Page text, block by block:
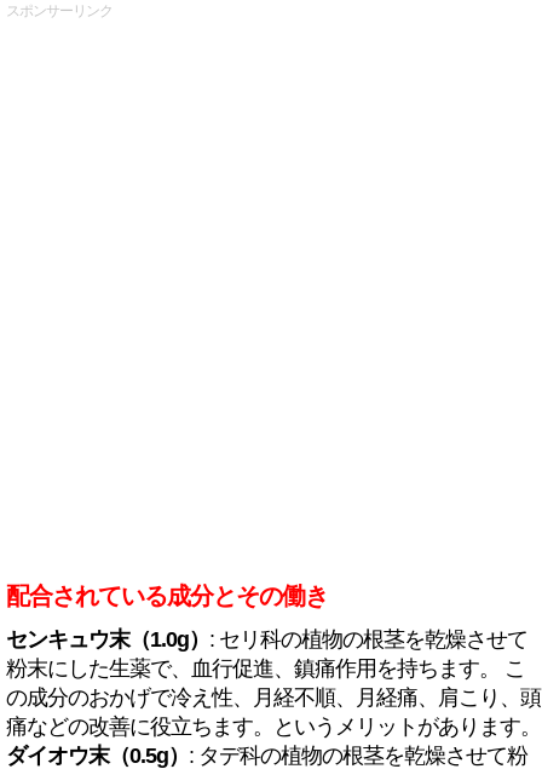
スポンサーリンク
配合されている成分とその働き
センキュウ末（1.0g） : セリ科の植物の根茎を乾燥させて
粉末にした生薬で、血行促進、鎮痛作用を持ちます。 こ
の成分のおかげで冷え性、月経不順、月経痛、肩こり、頭
痛などの改善に役立ちます。というメリットがあります。
ダイオウ末（0.5g） : タデ科の植物の根茎を乾燥させて粉